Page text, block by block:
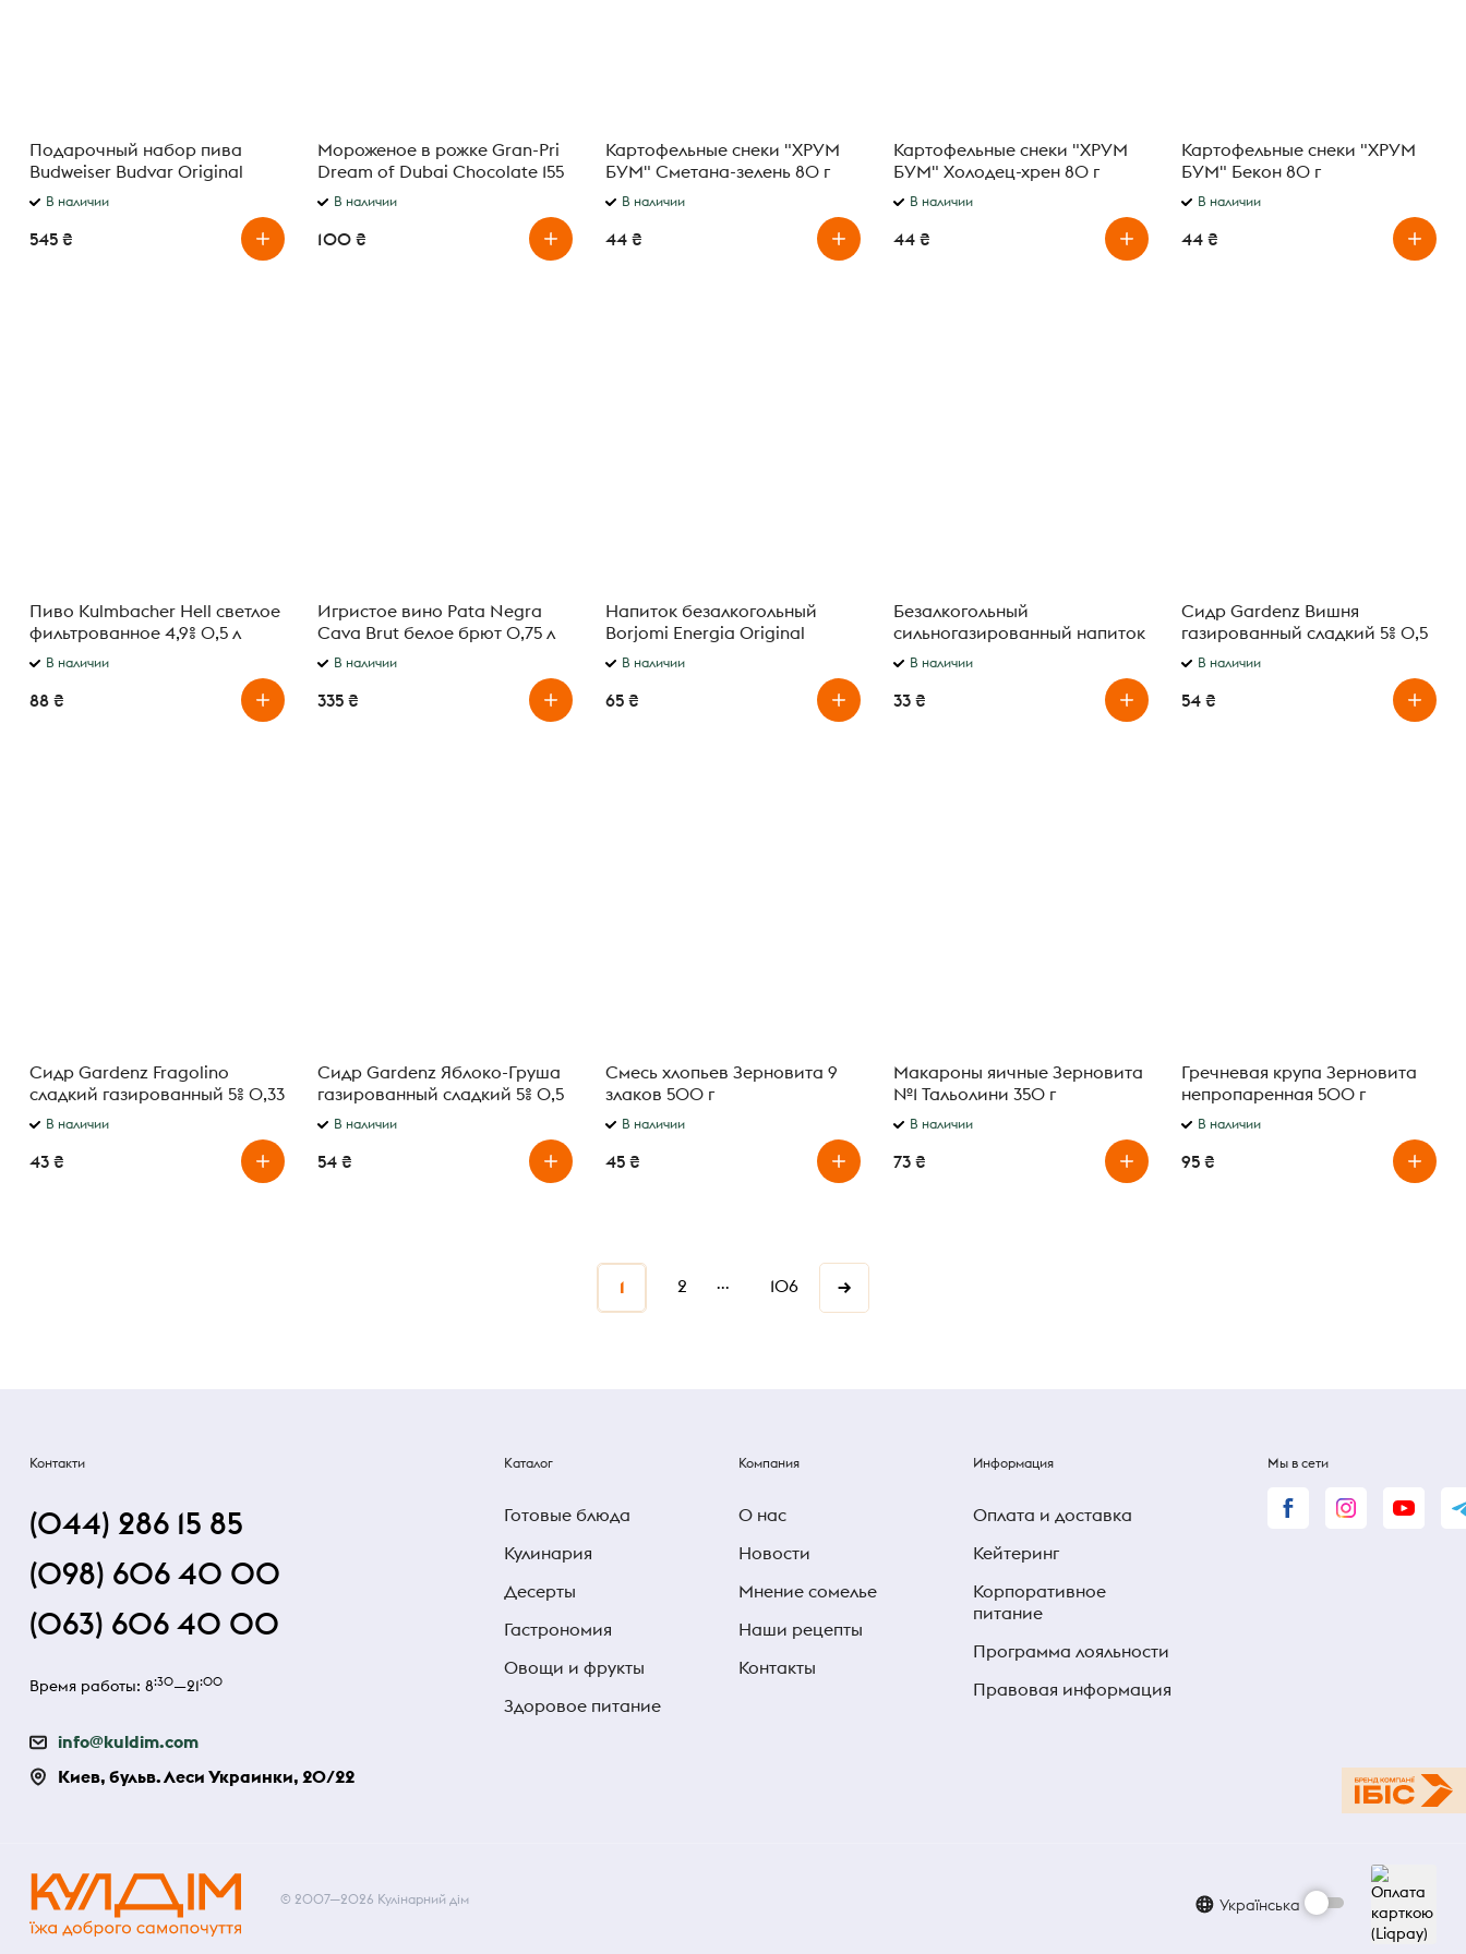
Подарочный набор пива
Budweiser Budvar Original
светлое фильтрованное 5% 0,5
В наличии
545 ₴
Мороженое в рожке Gran-Pri
Dream of Dubai Chocolate 155
В наличии
100 ₴
Картофельные снеки "ХРУМ
БУМ" Сметана-зелень 80 г
В наличии
44 ₴
Картофельные снеки "ХРУМ
БУМ" Холодец-хрен 80 г
В наличии
44 ₴
Картофельные снеки "ХРУМ
БУМ" Бекон 80 г
В наличии
44 ₴
Пиво Kulmbacher Hell светлое
фильтрованное 4,9% 0,5 л
В наличии
88 ₴
Игристое вино Pata Negra
Cava Brut белое брют 0,75 л
В наличии
335 ₴
Напиток безалкогольный
Borjomi Energia Original
газированный тонизирующий
с ароматизаторами тутти-
фрутти 240 мл
В наличии
65 ₴
Безалкогольный
сильногазированный напиток
ICE Cool Мохито 0,5 л
В наличии
33 ₴
Сидр Gardenz Вишня
газированный сладкий 5% 0,5
В наличии
54 ₴
Сидр Gardenz Fragolino
сладкий газированный 5% 0,33
В наличии
43 ₴
Сидр Gardenz Яблоко-Груша
газированный сладкий 5% 0,5
В наличии
54 ₴
Смесь хлопьев Зерновита 9
злаков 500 г
В наличии
45 ₴
Макароны яичные Зерновита
№1 Тальолини 350 г
В наличии
73 ₴
Гречневая крупа Зерновита
непропаренная 500 г
В наличии
95 ₴
1 2 ... 106 →
Контакти
(044) 286 15 85
(098) 606 40 00
(063) 606 40 00
Время работы: 8:30—21:00
info@kuldim.com
Киев, бульв. Леси Украинки, 20/22
Каталог
Готовые блюда
Кулинария
Десерты
Гастрономия
Овощи и фрукты
Здоровое питание
Компания
О нас
Новости
Мнение сомелье
Наши рецепты
Контакты
Информация
Оплата и доставка
Кейтеринг
Корпоративное
питание
Программа лояльности
Правовая информация
Мы в сети
© 2007—2026 Кулінарний дім Українська